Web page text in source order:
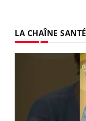
LA CHAÎNE SANTÉ